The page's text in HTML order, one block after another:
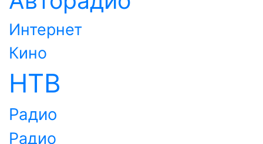
Интернет
Кино
НТВ
Радио
Радио